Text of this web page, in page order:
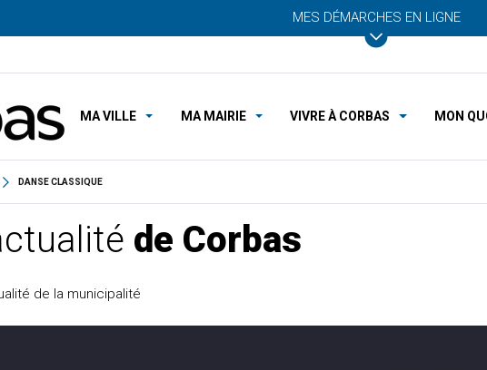
MES DÉMARCHES EN LIGNE
MA VILLE MA MAIRIE VIVRE À CORBAS MON
DANSE CLASSIQUE
de Corbas
de la municipalité